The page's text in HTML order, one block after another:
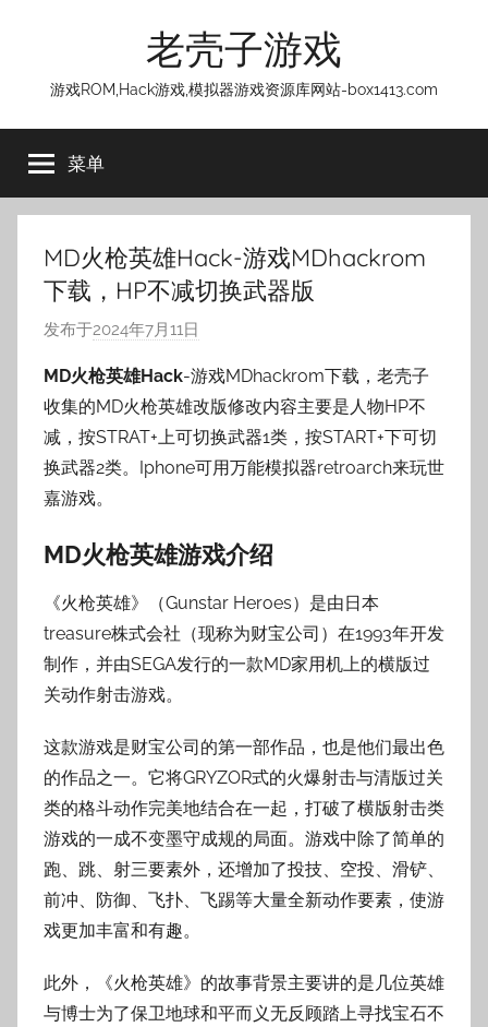
老壳子游戏
游戏ROM,Hack游戏,模拟器游戏资源库网站-box1413.com
菜单
MD火枪英雄Hack-游戏MDhackrom
下载，HP不减切换武器版
发布于2024年7月11日
:
老
壳
子
MD火枪英雄Hack-游戏MDhackrom下载，老壳子
收集的MD火枪英雄改版修改内容主要是人物HP不
减，按STRAT+上可切换武器1类，按START+下可切
换武器2类。Iphone可用万能模拟器retroarch来玩世
嘉游戏。
MD火枪英雄游戏介绍
《火枪英雄》（Gunstar Heroes）是由日本
treasure株式会社（现称为财宝公司）在1993年开发
制作，并由SEGA发行的一款MD家用机上的横版过
关动作射击游戏。
这款游戏是财宝公司的第一部作品，也是他们最出色
的作品之一。它将GRYZOR式的火爆射击与清版过关
类的格斗动作完美地结合在一起，打破了横版射击类
游戏的一成不变墨守成规的局面。游戏中除了简单的
跑、跳、射三要素外，还增加了投技、空投、滑铲、
前冲、防御、飞扑、飞踢等大量全新动作要素，使游
戏更加丰富和有趣。
此外，《火枪英雄》的故事背景主要讲的是几位英雄
与博士为了保卫地球和平而义无反顾踏上寻找宝石不